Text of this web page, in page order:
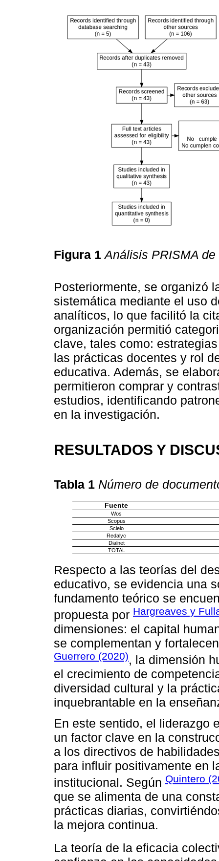
Figura 1Análisis PRISMA
Posteriormente, se organizó
sistemática mediante el uso
analíticos, lo que facilitó la
organización permitió
clave, tales como:
las prácticas docentes y rol
educativa. Además, se
permitieron comprar y
estudios, identificando
en la investigación.
RESULTADOS Y
Tabla 1 Número de
Fuente
Wos
Scopus
Scielo
Redalyc
Dialnet
TOTAL
Respecto a las teorías del
educativo, se evidencia una
fundamento teórico se
propuesta por Hargreaves y
dimensiones: el capital
se complementan y
Guerrero (2020), la dimensión
el crecimiento de
diversidad cultural y la
inquebrantable en la
En este sentido, el liderazgo
un factor clave en la
a los directivos de
para influir positivamente en
institucional. Según Quintero
que se alimenta de una
prácticas diarias,
la mejora continua.
La teoría de la eficacia